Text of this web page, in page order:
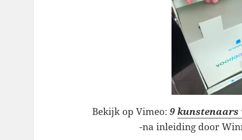
Bekijk op Vimeo: 9kunstenaars
-na inleiding door